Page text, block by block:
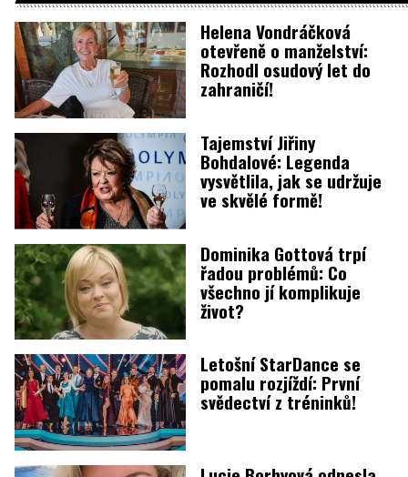
Helena Vondráčková
otevřeně o manželství:
Rozhodl osudový let do
zahraničí!
Tajemství Jiřiny
Bohdalové: Legenda
vysvětlila, jak se udržuje
ve skvělé formě!
Dominika Gottová trpí
řadou problémů: Co
všechno jí komplikuje
život?
Letošní StarDance se
pomalu rozjíždí: První
svědectví z tréninků!